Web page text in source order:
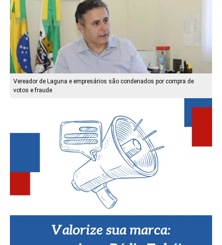
Vereador de Laguna e empresários são condenados por compra de
votos e fraude